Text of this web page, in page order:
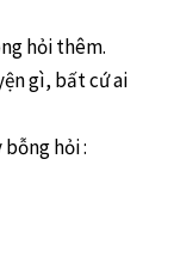
hỏi thêm.
gì, bất cứ ai
hỏi :